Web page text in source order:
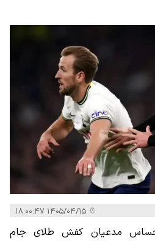
مدعیان کفش طلای جام